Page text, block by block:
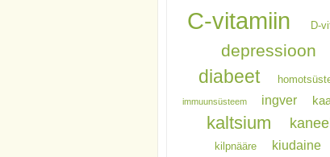
C-vitamiin D-
depressioon
diabeet
immuunsüsteem ingver
kaltsium kaneel
kilpnääre kiudaine